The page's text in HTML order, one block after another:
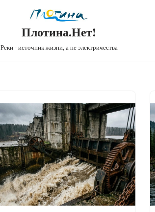
Плотина.Нет!
Реки - источник жизни, а не электричества